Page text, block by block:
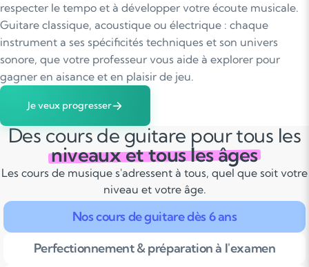
respecter le tempo et à développer votre écoute musicale.
Guitare classique, acoustique ou électrique : chaque
instrument a ses spécificités techniques et son univers
sonore, que votre professeur vous aide à explorer pour
gagner en aisance et en plaisir de jeu.
Je veux progresser
Des cours de guitare pour tous les
niveaux et tous les âges
Les cours de musique s'adressent à tous, quel que soit votre
niveau et votre âge.
Nos cours de guitare dès 6 ans
Perfectionnement & préparation à l'examen